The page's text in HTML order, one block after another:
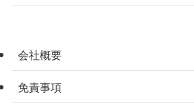
会社概要
免責事項